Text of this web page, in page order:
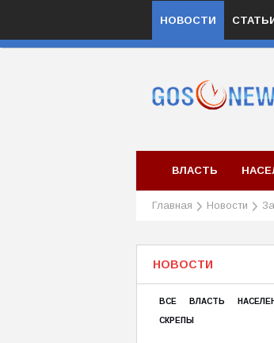
НОВОСТИ
ВЛАСТЬ
Главная Новости
НОВОСТИ
ВСЕ ВЛАСТЬ
СКРЕПЫ